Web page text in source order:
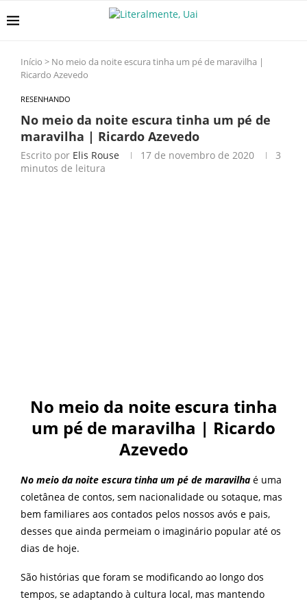
Início > No meio da noite escura tinha um pé de maravilha |
Ricardo Azevedo
RESENHANDO
No meio da noite escura tinha um pé de
maravilha | Ricardo Azevedo
Escrito por Elis Rouse 17 de novembro de 2020
3
minutos de leitura
No meio da noite escura tinha
um pé de maravilha | Ricardo
Azevedo
No meio da noite escura tinha um pé de maravilha é uma
coletânea de contos, sem nacionalidade ou sotaque, mas
bem familiares aos contados pelos nossos avós e pais,
desses que ainda permeiam o imaginário popular até os
dias de hoje.
São histórias que foram se modificando ao longo dos
tempos, se adaptando à cultura local, mas mantendo